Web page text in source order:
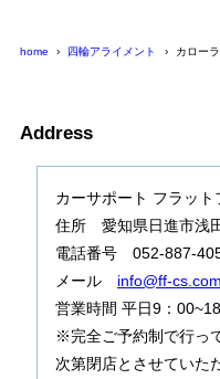
home 四輪アライメント カロー
Address
カーサポート フラット
住所 愛知県日進市浅
電話番号 052-887-
メール info@ff-cs.com
営業時間 平日9：
※完全ご予約制で行っ
次第閉店とさせていた